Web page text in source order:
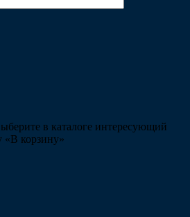
в каталоге интересующий
«В корзину»